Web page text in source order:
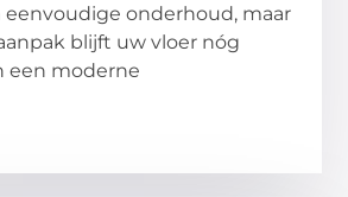
eenvoudige onderhoud, maar
blijft uw vloer nóg
een moderne